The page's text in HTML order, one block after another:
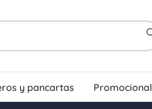
y pancartas Promocional